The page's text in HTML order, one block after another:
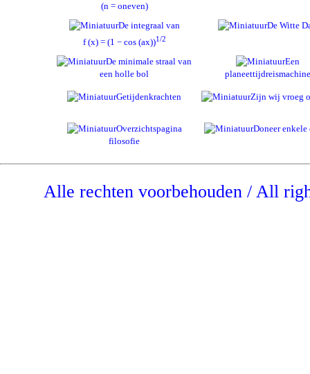
(n = oneven)
De integraal van
f (x) = (1 − cos (ax))1/2
De Witte
De minimale straal van
een holle bol
Een
planeettijdreismachine
Getijdenkrachten Zijn wij vroeg
Overzichtspagina
filosofie
Doneer enkele
Alle rechten voorbehouden / All